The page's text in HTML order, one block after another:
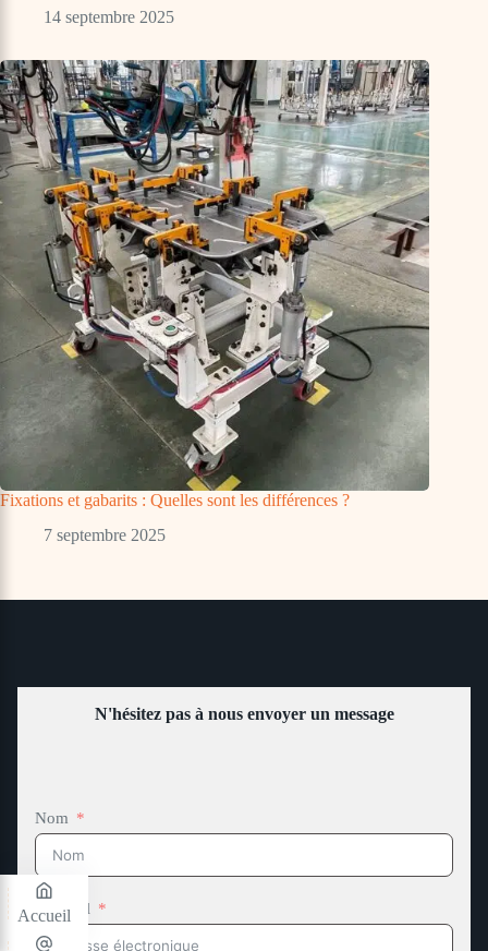
14 septembre 2025
Fixations et gabarits : Quelles sont les différences ?
7 septembre 2025
N'hésitez pas à nous envoyer un message
Nom
Courriel
Accueil